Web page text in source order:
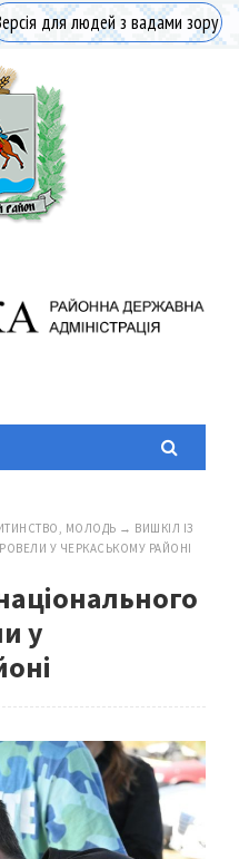
для людей з вадами зору
МОЛОДЬ → ВИШКІЛ ІЗ
У ЧЕРКАСЬКОМУ РАЙОНІ
у